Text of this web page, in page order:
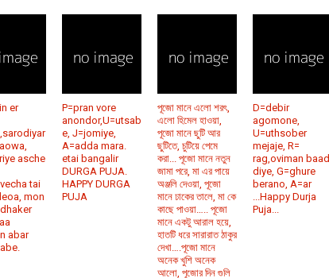
er
asche
tai
mon
abar
P=pran vore
anondor,U=utsab
e, J=jomiye,
A=adda mara.
etai bangalir
DURGA PUJA.
HAPPY DURGA
PUJA
পূজো মানে এলো শরৎ,
এলো হিমেল হাওয়া,
পূজো মানে ছুটি আর
ছুটিতে, চুটিয়ে পেমে
করা... পূজো মানে নতুন
জামা পরে, মা এর পায়ে
অঞ্জলি দেওয়া, পূজো
মানে ঢাকের তালে, মা কে
কাছে পাওয়া….. পূজো
মানে একটু আরাল হয়ে,
হাতটি ধরে সারারাত ঠাকুর
দেখা….পূজো মানে
অনেক খুশি অনেক
আলো, পূজোর দিন গুলি
D=debir
agomone,
U=uthsober
mejaje, R=
rag,oviman baad
diye, G=ghure
berano, A=ar
...Happy Durja
Puja...